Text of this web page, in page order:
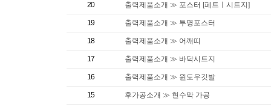
20 출력제품소개 ≫ 포스터 [페트ㅣ시트지]
19 출력제품소개 ≫ 투명포스터
18 출력제품소개 ≫ 어깨띠
17 출력제품소개 ≫ 바닥시트지
16 출력제품소개 ≫ 윈도우깃발
15 후가공소개 ≫ 현수막 가공